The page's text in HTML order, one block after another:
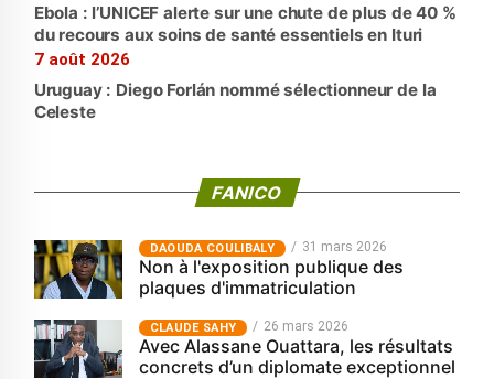
Ebola : l’UNICEF alerte sur une chute de plus de 40 %
du recours aux soins de santé essentiels en Ituri
7 août 2026
Uruguay : Diego Forlán nommé sélectionneur de la
Celeste
FANICO
‎DAOUDA COULIBALY 31 mars 2026
Non à l'exposition publique des
plaques d'immatriculation
CLAUDE SAHY 26 mars 2026
Avec Alassane Ouattara, les résultats
concrets d’un diplomate exceptionnel